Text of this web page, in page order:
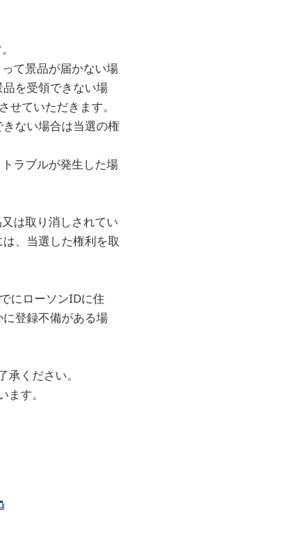
て景品が届かない場
を受領できない場
ていただきます。
ない場合は当選の権
ラブルが発生した場
は取り消しされてい
、当選した権利を取
にローソンIDに住
登録不備がある場
ください。
す。